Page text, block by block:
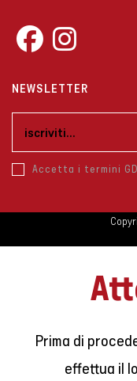
in
a
new
tab
in
a
new
tab
NEWSLETTER
Accetta i termini
Prima di
effettua il